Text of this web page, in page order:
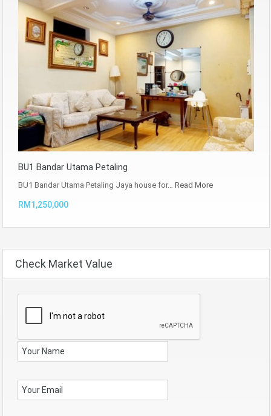
BU1 Bandar Utama Petaling
BU1 Bandar Utama Petaling Jaya house for… Read More
RM1,250,000
Check Market Value